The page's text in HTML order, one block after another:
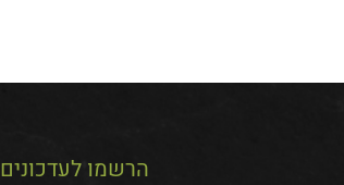
הרשמו לעדכונים